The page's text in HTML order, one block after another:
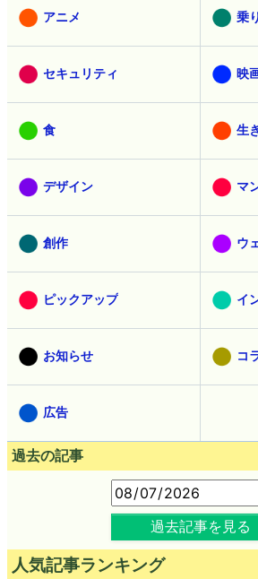
アニメ 乗
セキュリティ 映
食 生
デザイン マ
創作 ウ
ピックアップ イ
お知らせ コ
広告
過去の記事
過去記事を見る
人気記事ランキング